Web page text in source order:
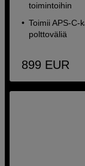
toimintoihin
Toimii APS-C-
polttoväliä
899 EUR